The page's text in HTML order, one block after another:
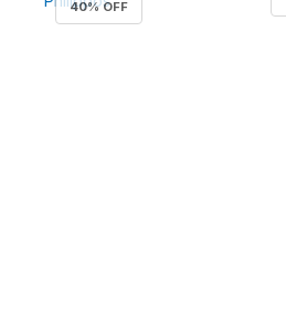
40% OFF